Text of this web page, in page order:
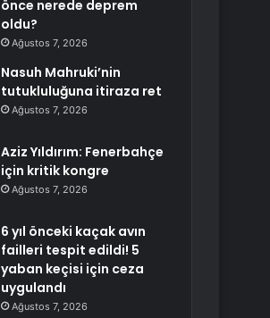
önce nerede deprem
oldu?
Ağustos 7, 2026
Nasuh Mahruki’nin
tutukluluğuna itiraza ret
Ağustos 7, 2026
Aziz Yıldırım: Fenerbahçe
için kritik kongre
Ağustos 7, 2026
6 yıl önceki kaçak avın
failleri tespit edildi! 5
yaban keçisi için ceza
uygulandı
Ağustos 7, 2026